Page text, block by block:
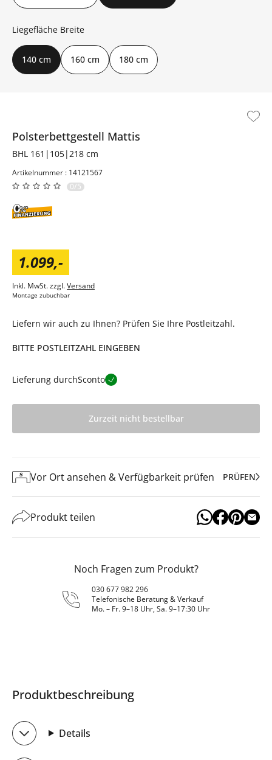
Polsterbettgestell Mattis
BHL 161|105|218 cm
Artikelnummer : 14121567
0/5
1.099,-
Inkl. MwSt. zzgl.Versand
Montage zubuchbar
Liegefläche Breite
140 cm 160 cm 180 cm
Liefern wir auch zu Ihnen? Prüfen Sie Ihre Postleitzahl.
BITTE POSTLEITZAHL EINGEBEN
Lieferung durchSconto
Zurzeit nicht bestellbar
Vor Ort ansehen & Verfügbarkeit prüfen PRÜFEN
Produkt teilen
Noch Fragen zum Produkt?
030 677 982 296
Telefonische Beratung & Verkauf
Mo. – Fr. 9–18 Uhr, Sa. 9–17:30 Uhr
Produktbeschreibung
Details